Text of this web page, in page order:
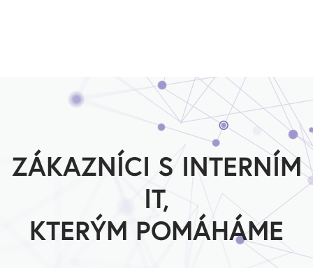
ZÁKAZNÍCI S INTERNÍM
IT,
KTERÝM POMÁHÁME